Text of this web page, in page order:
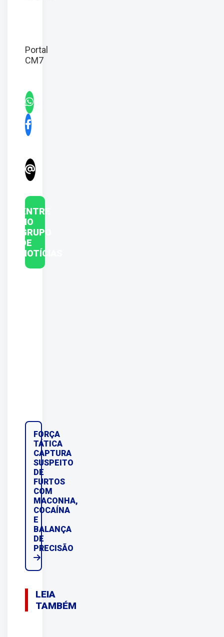
Portal
CM7
ENTRE
NO
GRUPO
DE
NOTÍCIAS
FORÇA
TÁTICA
CAPTURA
SUSPEITO
DE
FURTOS
COM
MACONHA,
COCAÍNA
E
BALANÇA
DE
PRECISÃO
LEIA
TAMBÉM